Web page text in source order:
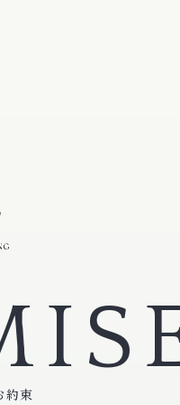
約束